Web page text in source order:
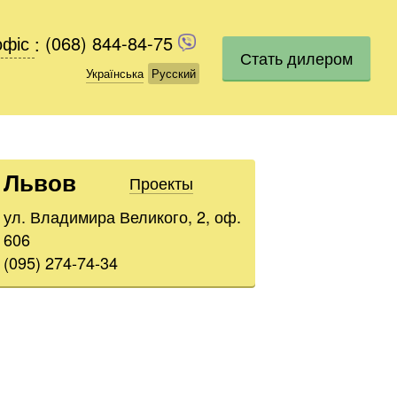
(068) 844-84-75
Українська Русский
: (068) 844-84-75
Українська Русский
Стать дилером
Львов
Проекты
ул. Владимира Великого, 2, оф.
606
(095) 274-74-34